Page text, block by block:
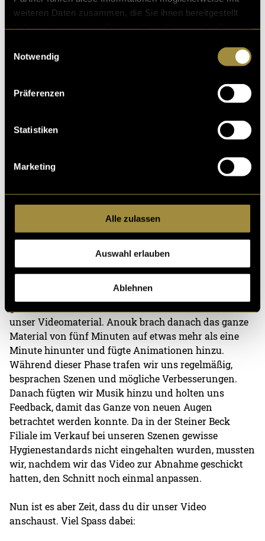
weiteren Daten zusammen, die Sie ihnen bereitgestellt
Notwendig
Präferenzen
Statistiken
Marketing
Alle zulassen
Auswahl erlauben
Ablehnen
Szene zurück nach Wetzikon zur Steiner Bäckerei
gefahren. Nach einem 15-Stündigen Tag hatten wir
dann alles im Kasten.
Im Schnitt teilten wir uns die Arbeit auf. Das Material
haben wir am Ende des Drehtages bereits im Zug
unser Videomaterial. Anouk brach danach das ganze
Material von fünf Minuten auf etwas mehr als eine
Minute hinunter und fügte Animationen hinzu.
Während dieser Phase trafen wir uns regelmäßig,
besprachen Szenen und mögliche Verbesserungen.
Danach fügten wir Musik hinzu und holten uns
Feedback, damit das Ganze von neuen Augen
betrachtet werden konnte. Da in der Steiner Beck
Filiale im Verkauf bei unseren Szenen gewisse
Hygienestandards nicht eingehalten wurden, mussten
wir, nachdem wir das Video zur Abnahme geschickt
hatten, den Schnitt noch einmal anpassen.
Nun ist es aber Zeit, dass du dir unser Video
anschaust. Viel Spass dabei: